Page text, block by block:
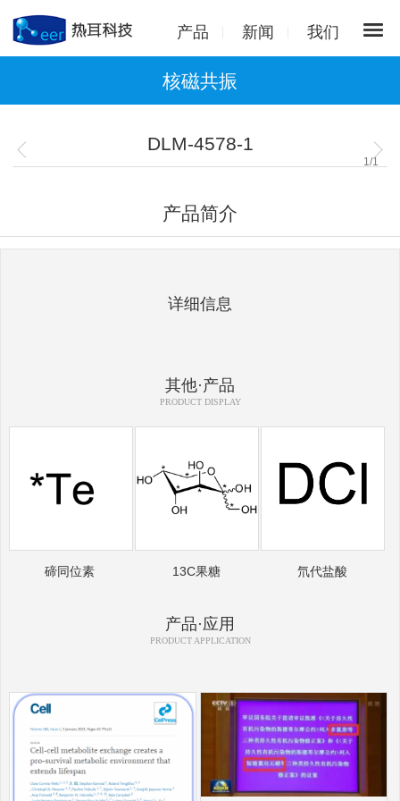
产品 新闻 我们
核磁共振
DLM-4578-1
1 /1
产品简介
详细信息
其他·产品
PRODUCT DISPLAY
碲同位素 13C果糖 氘代盐酸
产品·应用
PRODUCT APPLICATION